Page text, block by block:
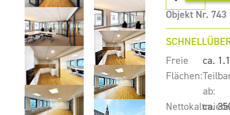
Objekt Nr. 743
Freie
Flächen:
ca.
ab:
ca.
Nettokaltmiete